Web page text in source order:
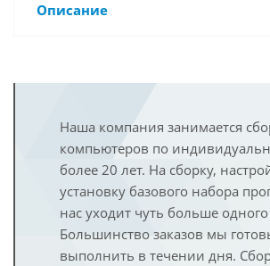
Описание
Наша компания занимается
компьютеров по
более 20 лет. На сборку,
установку базового набора
нас уходит чуть больше одного
Большинство заказов мы
выполнить в течении дня.